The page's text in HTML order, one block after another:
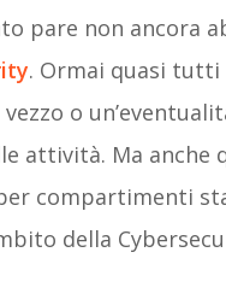
pare non ancora
. Ormai quasi tutti
o
attività. Ma anche
compartimenti
della